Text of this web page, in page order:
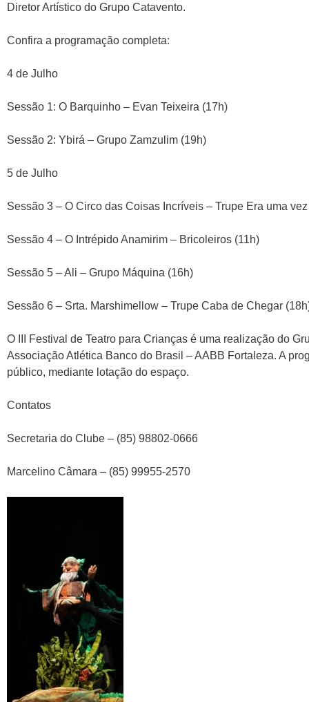
Diretor Artístico do Grupo Catavento.
Confira a programação completa:
4 de Julho
Sessão 1: O Barquinho – Evan Teixeira (17h)
Sessão 2: Ybirá – Grupo Zamzulim (19h)
5 de Julho
Sessão 3 – O Circo das Coisas Incríveis – Trupe Era uma
Sessão 4 – O Intrépido Anamirim – Bricoleiros (11h)
Sessão 5 – Ali – Grupo Máquina (16h)
Sessão 6 – Srta. Marshimellow – Trupe Caba de Chegar
O III Festival de Teatro para Crianças é uma realização do
Associação Atlética Banco do Brasil – AABB Fortaleza. A
público, mediante lotação do espaço.
Contatos
Secretaria do Clube – (85) 98802-0666
Marcelino Câmara – (85) 99955-2570